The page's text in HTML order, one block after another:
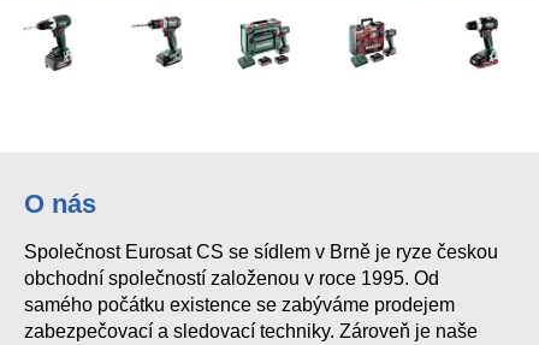
O nás
Společnost Eurosat CS se sídlem v Brně je ryze českou
obchodní společností založenou v roce 1995. Od
samého počátku existence se zabýváme prodejem
zabezpečovací a sledovací techniky. Zároveň je naše